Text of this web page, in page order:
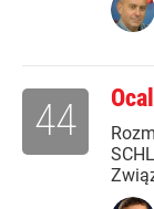
44